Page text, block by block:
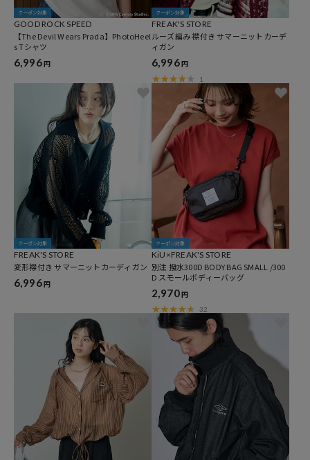
クーポン対象
GOOD ROCK SPEED
【The Devil Wears Prada】PhotoHeel
s Tシャツ
6,996 円
クーポン対象
FREAK'S STORE
ルーズ編み 襟付き サマーニットカーデ
ィガン
6,996 円
1
クーポン対象
FREAK'S STORE
変形襟付き サマーニットカーディガン
6,996円
クーポン対象
KiU×FREAK'S STORE
別注 撥水300D BODY BAG SMALL /300
D スモールボディーバッグ
2,970円
32